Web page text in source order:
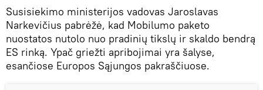
Susisiekimo ministerijos vadovas Jaroslavas
Narkevičius pabrėžė, kad Mobilumo paketo
nuostatos nutolo nuo pradinių tikslų ir skaldo bendrą
ES rinką. Ypač griežti apribojimai yra šalyse,
esančiose Europos Sąjungos pakraščiuose.